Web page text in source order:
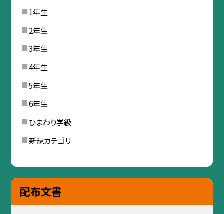
1年生
2年生
3年生
4年生
5年生
6年生
ひまわり学級
新規カテゴリ
配布文書